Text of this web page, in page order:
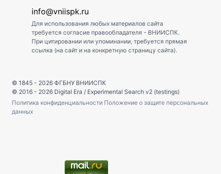
info@vniispk.ru
Для использования любых материалов сайта
требуется согласие правообладателя - ВНИИСПК.
При цитировании или упоминании, требуется прямая
ссылка (на сайт и на конкретную страницу сайта).
© 1845 - 2026 ФГБНУ ВНИИСПК
© 2016 - 2026 Digital Era / Experimental Search v2 (testings)
Политика конфиденциальности Положение о защите персональных
данных